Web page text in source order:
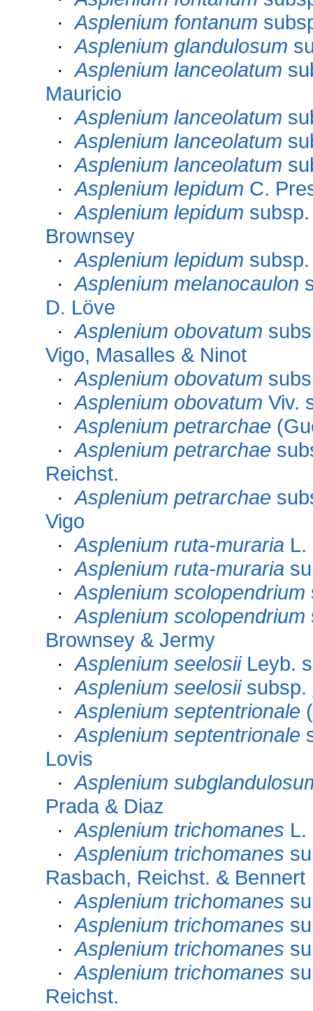
· Asplenium fontanum
· Asplenium glandulosum
· Asplenium lanceolatum
Mauricio
· Asplenium lanceolatum
· Asplenium lanceolatum
· Asplenium lanceolatum
· Asplenium lepidum C.
· Asplenium lepidum
Brownsey
· Asplenium lepidum
· Asplenium melanocaulon
D. Löve
· Asplenium obovatum
Vigo, Masalles & Ninot
· Asplenium obovatum
· Asplenium obovatum Viv.
· Asplenium petrarchae
· Asplenium petrarchae
Reichst.
· Asplenium petrarchae
Vigo
· Asplenium ruta-muraria
· Asplenium ruta-muraria
· Asplenium scolopendrium
· Asplenium scolopendrium
Brownsey & Jermy
· Asplenium seelosiiLeyb.
· Asplenium seelosiisubsp.
· Asplenium septentrionale
· Asplenium septentrionale
Lovis
· Asplenium
Prada & Diaz
· Asplenium trichomanes
· Asplenium trichomanes
Rasbach, Reichst. & Bennert
· Asplenium trichomanes
· Asplenium trichomanes
· Asplenium trichomanes
· Asplenium trichomanes
Reichst.